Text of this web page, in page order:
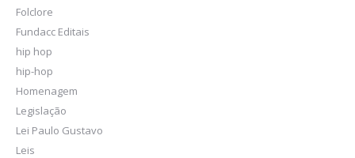
Folclore
Fundacc Editais
hip hop
hip-hop
Homenagem
Legislação
Lei Paulo Gustavo
Leis